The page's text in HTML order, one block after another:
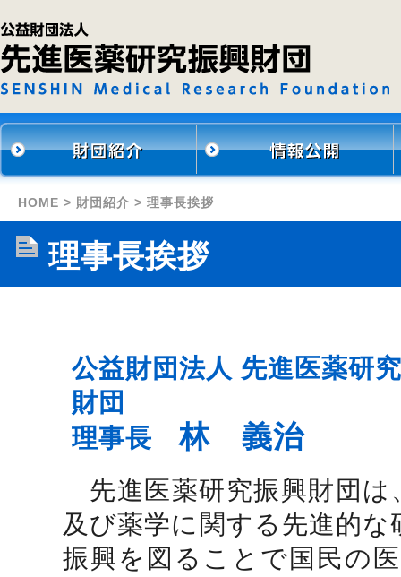
HOME > 財団紹介 > 理事長挨拶
理事長挨拶
公益財団法人 先進医薬研
財団
理事長林 義治
先進医薬研究振興財団は
及び薬学に関する先進的な
振興を図ることで国民の